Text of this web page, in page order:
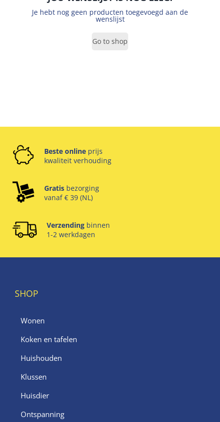
Je hebt nog geen producten toegevoegd aan de
wenslijst
Go to shop
Beste online prijs
kwaliteit verhouding
Gratis bezorging
vanaf € 39 (NL)
Verzending binnen
1-2 werkdagen
SHOP
Wonen
Koken en tafelen
Huishouden
Klussen
Huisdier
Ontspanning